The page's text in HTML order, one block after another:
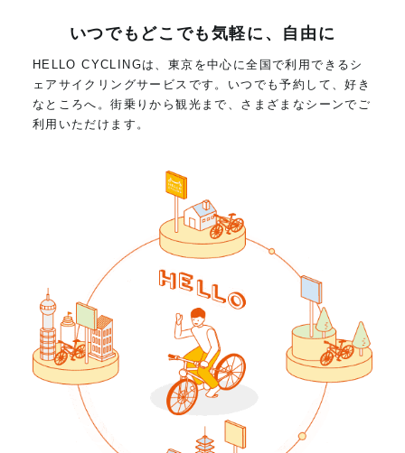
いつでもどこでも気軽に、自由に
HELLO CYCLINGは、東京を中心に全国で利用できるシ
ェアサイクリングサービスです。いつでも予約して、好き
なところへ。街乗りから観光まで、さまざまなシーンでご
利用いただけます。